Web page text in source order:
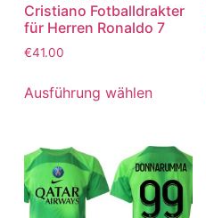
Cristiano Fotballdrakter
für Herren Ronaldo 7
€41.00
Ausführung wählen